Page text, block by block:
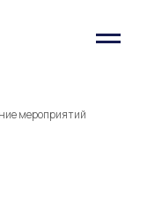
мероприятий